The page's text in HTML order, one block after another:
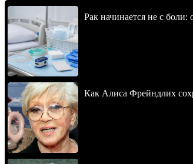
Рак начинается не с
Как Алиса Фрейндлих